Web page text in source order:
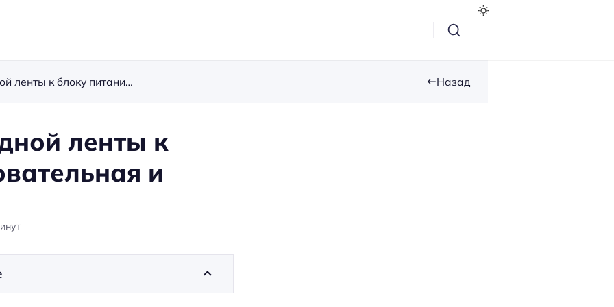
Подключение светодиодной ленты к блоку питания (последовательная и параллельная схема) Назад
ленты к
и